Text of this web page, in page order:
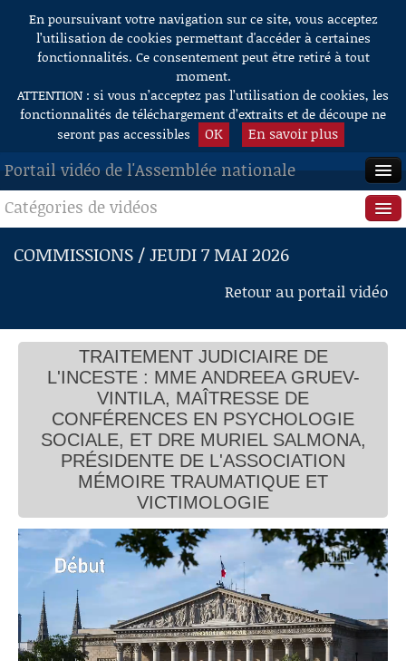
Aller au contenu
En poursuivant votre navigation sur ce site, vous acceptez
l’utilisation de cookies permettant d'accéder à certaines
fonctionnalités. Ce consentement peut être retiré à tout
moment.
ATTENTION : si vous n’acceptez pas l’utilisation de cookies, les
fonctionnalités de téléchargement d’extraits et de découpe ne
seront pas accessibles
OK En savoir plus
Portail vidéo de l'Assemblée nationale
ACCUEIL
EN DIRECT
RECHERCHE
AIDE À LA DÉCOUPE
DE VIDÉOS
Catégories de vidéos
Séance publique
Questions au Gouvernement
Commissions
Présidence
Évènements
Connaissance, Histoire
Autres
COMMISSIONS / JEUDI 7 MAI 2026
Retour au portail vidéo
TRAITEMENT JUDICIAIRE DE
L'INCESTE : MME ANDREEA GRUEV-
VINTILA, MAÎTRESSE DE
CONFÉRENCES EN PSYCHOLOGIE
SOCIALE, ET DRE MURIEL SALMONA,
PRÉSIDENTE DE L'ASSOCIATION
MÉMOIRE TRAUMATIQUE ET
VICTIMOLOGIE